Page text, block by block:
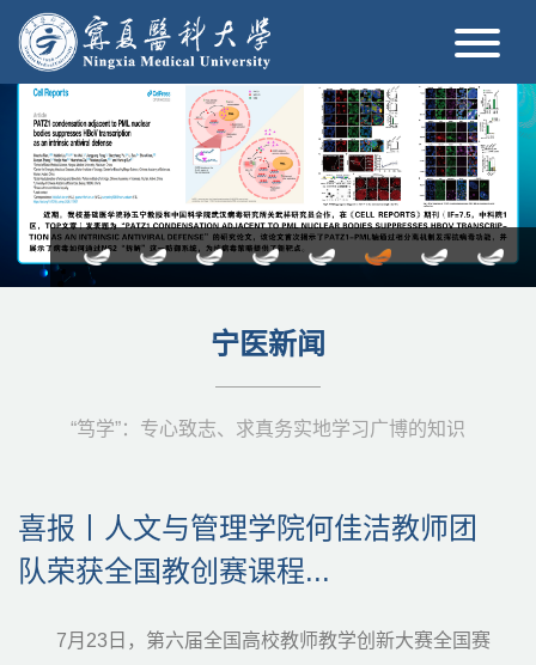
宁医新闻
“笃学”：专心致志、求真务实地学习广博的知识
学校召开2026年第七次就业工作推进
会
8月5日，学校在雁湖校区正德楼226会议室召开
学校总医院青年博士专家赴驻村帮扶
点开展诊疗活动
7月31日，学校组织总医院神经内科、呼吸与危重症
学校与固原市原州区签署校地合作协
议
7月28日，学校与固原市原州区在雁湖校区正德楼
学校基础医学院杨延辉教师科研团队
与宁夏赛斯聚信生物科...
7月28日，学校基础医学院杨延辉教师科研团队与宁
校领导分别讲授树立和践行正确政绩
观学习教育专题党课
为扎实推进树立和践行正确政绩观学习教育落地见
我校两个案例入选2026年“学在中国”
来华留学教育管理典...
近日，由中国高等教育学会外国留学生教育管理分
喜报丨人文与管理学院何佳洁教师团
队荣获全国教创赛课程...
7月23日，第六届全国高校教师教学创新大赛全国赛
学校举办第十二届机能实验教学研讨
会暨第七期机能学科骨...
7月18日至23日，由中国病理生理学会实验机能学专
更多